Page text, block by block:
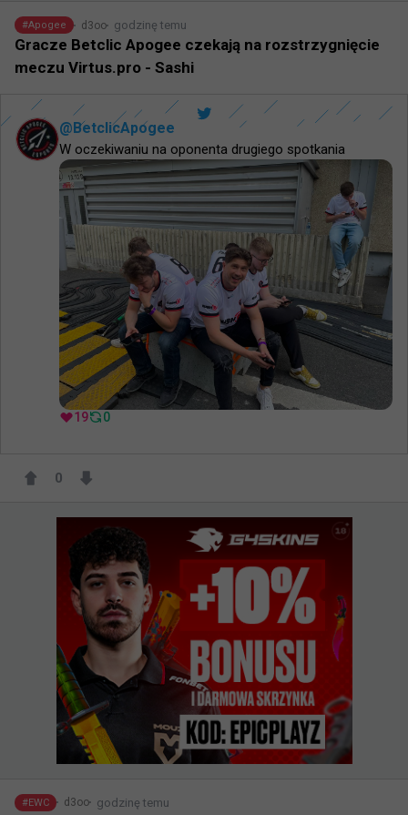
#Apogee d3oo godzinę temu
Gracze Betclic Apogee czekają na rozstrzygnięcie
meczu Virtus.pro - Sashi
@ BetclicApogee
W oczekiwaniu na oponenta drugiego spotkania
19 0
0
#EWC d3oo godzinę temu